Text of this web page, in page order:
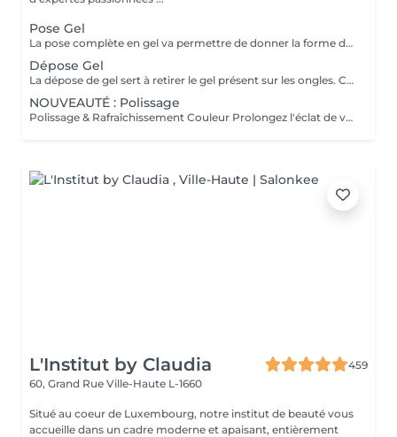
Pose Gel
La pose complète en gel va permettre de donner la forme désirée en rallongeant (ou pas) les ongles (préalablement préparés) soit par la technique du chablon (rallongement au gel) soit par les capsules. Ensuite vient la pose du gel qui sera façonné et enfin la pose de la couleur ou de la French.
Dépose Gel
La dépose de gel sert à retirer le gel présent sur les ongles. Cette prestation comprend uniquement le ponçage du gel et le raccourcissement des ongles.
NOUVEAUTÉ : Polissage
Polissage & Rafraîchissement Couleur Prolongez l'éclat de votre pose en toute simplicité. Après une pose complète ou un remplissage, profitez de ce service rapide qui permet de rafraîchir vos ongles sans recommencer une prestation complète. Nous préparons délicatement la surface existante, lissons la repousse et appliquons la couleur de votre choix pour un effet propre et soigné. Idéal entre deux remplissages, ce rendez-vous express vous offre des ongles impeccables et la liberté de changer de teinte selon vos envies.
L'Institut by Claudia
459
60, Grand Rue Ville-Haute L-1660
Situé au coeur de Luxembourg, notre institut de beauté vous
accueille dans un cadre moderne et apaisant, entièrement